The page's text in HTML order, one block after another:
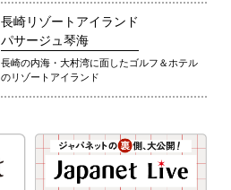
長崎リゾートアイランド
パサージュ琴海
長崎の内海・大村湾に面したゴルフ＆ホテル
のリゾートアイランド